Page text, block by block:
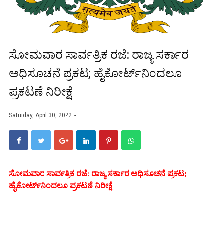
ಸೋಮವಾರ ಸಾರ್ವತ್ರಿಕ ರಜೆ: ರಾಜ್ಯ ಸರ್ಕಾರ
ಅಧಿಸೂಚನೆ ಪ್ರಕಟ; ಹೈಕೋರ್ಟ್‌ನಿಂದಲೂ
ಪ್ರಕಟಣೆ ನಿರೀಕ್ಷೆ
Saturday, April 30, 2022
ಸೋಮವಾರ ಸಾರ್ವತ್ರಿಕ ರಜೆ: ರಾಜ್ಯ ಸರ್ಕಾರ ಅಧಿಸೂಚನೆ ಪ್ರಕಟ;
ಹೈಕೋರ್ಟ್‌ನಿಂದಲೂ ಪ್ರಕಟಣೆ ನಿರೀಕ್ಷೆ